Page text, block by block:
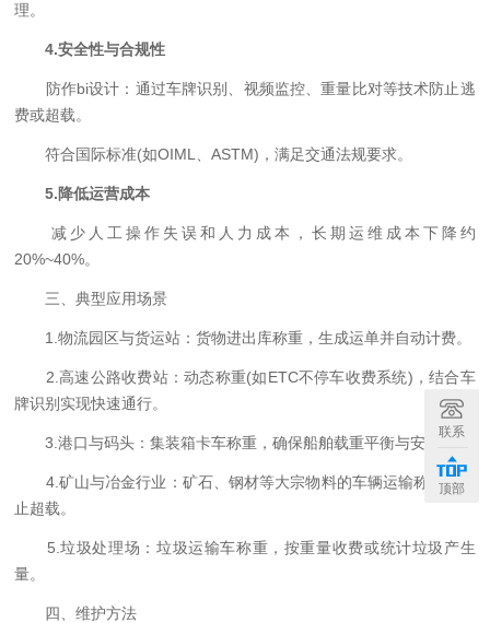
理。
4.安全性与合规性
防作bi设计：通过车牌识别、视频监控、重量比对等技术防止逃
费或超载。
符合国际标准(如OIML、ASTM)，满足交通法规要求。
5.降低运营成本
减少人工操作失误和人力成本，长期运维成本下降约
20%~40%。
三、典型应用场景
1.物流园区与货运站：货物进出库称重，生成运单并自动计费。
2.高速公路收费站：动态称重(如ETC不停车收费系统)，结合车
牌识别实现快速通行。
3.港口与码头：集装箱卡车称重，确保船舶载重平衡与安全。
4.矿山与冶金行业：矿石、钢材等大宗物料的车辆运输称重，防
止超载。
5.垃圾处理场：垃圾运输车称重，按重量收费或统计垃圾产生
量。
四、维护方法
联系
顶部